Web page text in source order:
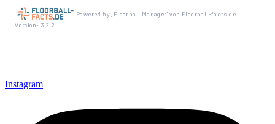
Powered by „Floorball Manager" von Floorball-facts.de
Version: 3.2.2
Instagram